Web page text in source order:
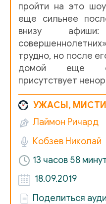
Цирк 014
Цирк 016
Цирк 018
Цирк 019
Цирк 020
Цирк 021
Цирк 022
Цирк 023
Цирк 024
пройти на это
еще сильнее
внизу
трудно, но после
домой еще
присутствует
УЖАСЫ,
Лаймон Ричард
Кобзев Николай
13 часов 58
18.09.2019
Поделиться